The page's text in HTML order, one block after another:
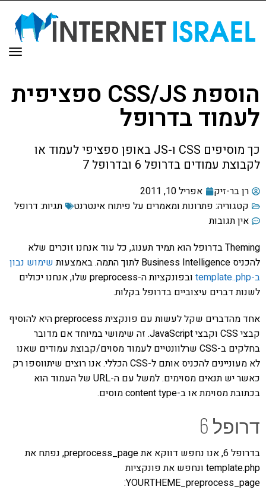
הוספת CSS/JS ספציפית
לעמוד בדרופל
כך מוסיפים CSS ו-JS באופן ספציפי לעמוד או
לקבוצת עמודים בדרופל 6 ובדרופל 7
רן בר-זיק
אפריל 10, 2011
קטגוריה: פתרונות ומאמרים על פיתוח אינטרנט תגיות: דרופל
אין תגובות
Theming בדרופל הוא תמיד תענוג, כל עוד אנחנו זוכרים שלא
להכניס Business Intelligence לתוך התמה. באמצעות
שימוש נבון
ב-template..php
ובפונקציות ה-preprocess שלו, אנחנו יכולים
לשנות דברים עיצוביים בדרופל בקלות.
אחד מהדברים שקל לעשות עם פונקצית preprocess היא להוסיף
קבצי CSS וקבצי JavaScript. זה שימושי במיוחד אם מדובר
בחלקים ב-CSS שרלוונטיים לעמוד מסוים/קבוצת עמודים שאנו
לא מעוניינים להכניס אותם ל-CSS הכללי. אנו רוצים שיתווספו רק
כאשר יש תנאים מסוימים. למשל עם ה-URL של העמוד הוא
בכתובת מסוימת או ב-content type מוסים.
דרופל 6
בדרופל 6, אנו נחפש דווקא את preprocess_page, נפתח את
template.php ונחפש את פונקציות
YOURTHEME_preprocess_page: